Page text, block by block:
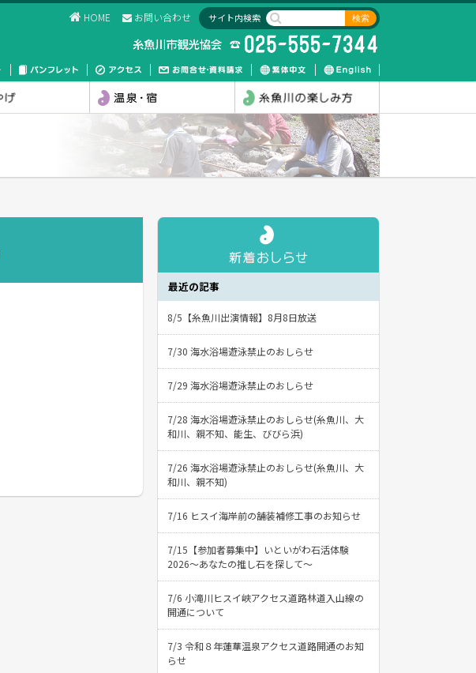
サイト内検索
HOME お問い合わせ
最近の記事
8/5【糸魚川出演情報】8月8日放送
7/30 海水浴場遊泳禁止のおしらせ
7/29 海水浴場遊泳禁止のおしらせ
7/28 海水浴場遊泳禁止のおしらせ(糸魚川、大
和川、親不知、能生、びびら浜)
7/26 海水浴場遊泳禁止のおしらせ(糸魚川、大
和川、親不知)
7/16 ヒスイ海岸前の舗装補修工事のお知らせ
7/15【参加者募集中】いといがわ石活体験
2026〜あなたの推し石を探して〜
7/6 小滝川ヒスイ峡アクセス道路林道入山線の
開通について
7/3 令和８年蓮華温泉アクセス道路開通のお知
らせ